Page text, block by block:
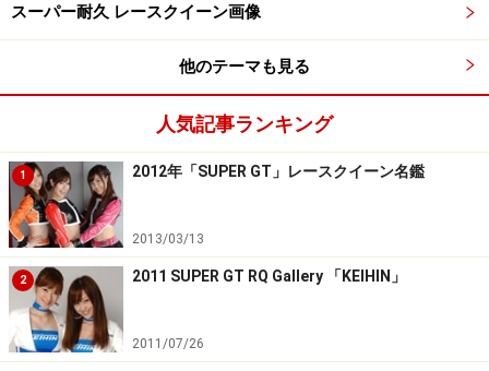
スーパー耐久 レースクイーン画像
他のテーマも見る
人気記事ランキング
1 2012年「SUPER GT」レースクイーン名鑑
2013/03/13
2 2011 SUPER GT RQ Gallery 「KEIHIN」
2011/07/26